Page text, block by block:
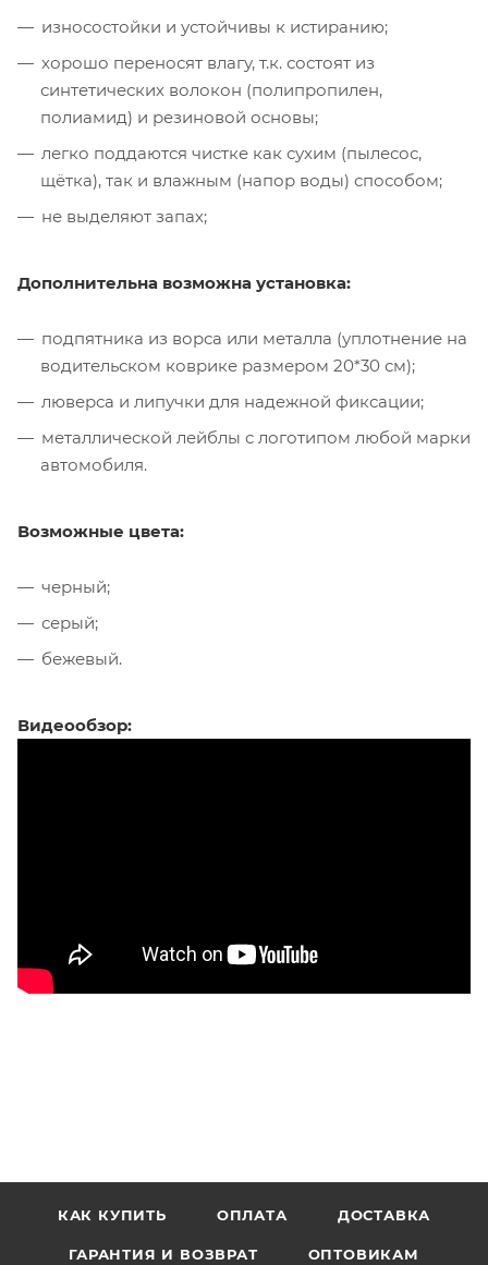
износостойки и устойчивы к истиранию;
хорошо переносят влагу, т.к. состоят из
синтетических волокон (полипропилен,
полиамид) и резиновой основы;
легко поддаются чистке как сухим (пылесос,
щётка), так и влажным (напор воды) способом;
не выделяют запах;
Дополнительна возможна установка:
подпятника из ворса или металла (уплотнение на
водительском коврике размером 20*30 см);
люверса и липучки для надежной фиксации;
металлической лейблы с логотипом любой марки
автомобиля.
Возможные цвета:
черный;
серый;
бежевый.
Видеообзор:
КАК КУПИТЬ ОПЛАТА ДОСТАВКА
ГАРАНТИЯ И ВОЗВРАТ ОПТОВИКАМ